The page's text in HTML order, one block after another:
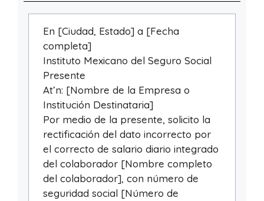
En [Ciudad, Estado] a [Fecha
completa]
Instituto Mexicano del Seguro Social
Presente
At’n: [Nombre de la Empresa o
Institución Destinataria]
Por medio de la presente, solicito la
rectificación del dato incorrecto por
el correcto de salario diario integrado
del colaborador [Nombre completo
del colaborador], con número de
seguridad social [Número de